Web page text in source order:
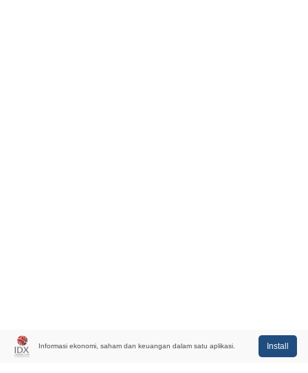
Informasi ekonomi, saham dan keuangan dalam satu aplikasi. Install